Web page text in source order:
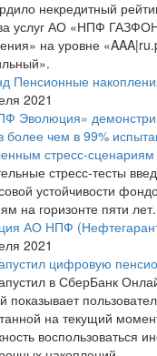
некредитный
услуг АО «НПФ
на уровне
Пенсионные
2021
Эволюция»
более чем в 99%
стресс-сценариям
стресс-тесты
устойчивости
на горизонте пяти лет.
АО НПФ
2021
цифровую
в СберБанк
показывает
на текущий
воспользоваться